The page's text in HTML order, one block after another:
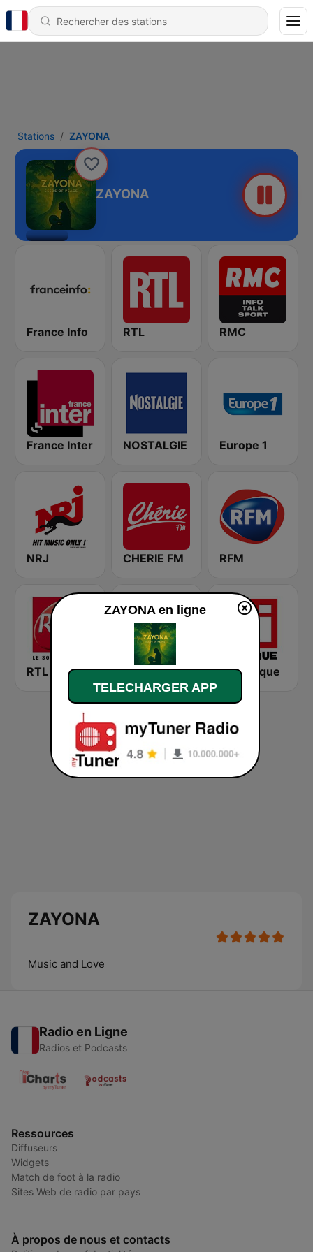
Stations ZAYONA
ZAYONA
France Info RTL RMC
France Inter NOSTALGIE Europe 1
NRJ CHERIE FM RFM
RTL 2 Montecarlo al doualiya (مونت كارلو الدولية) RFI Afrique
ZAYONA
Music and Love
Radio en Ligne
Radios et Podcasts
Ressources
Diffuseurs
Widgets
Match de foot à la radio
Sites Web de radio par pays
À propos de nous et contacts
ZAYONA en ligne
TELECHARGER APP